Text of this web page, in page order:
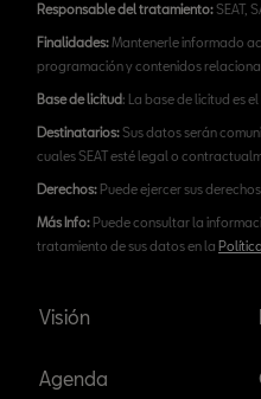
Responsable del tratamiento:SEAT,
Finalidades:Mantenerle informado
programación y contenidos
Base de licitud: La base de licitud es
Destinatarios:Sus datos serán
cuales SEAT esté legal o
Derechos: Puede ejercer sus
Más Info: Puede consultar la
tratamiento de sus datos en la
Visión
Agenda